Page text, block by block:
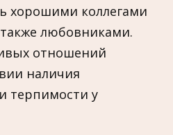
хорошими коллегами
любовниками.
отношений
наличия
терпимости у